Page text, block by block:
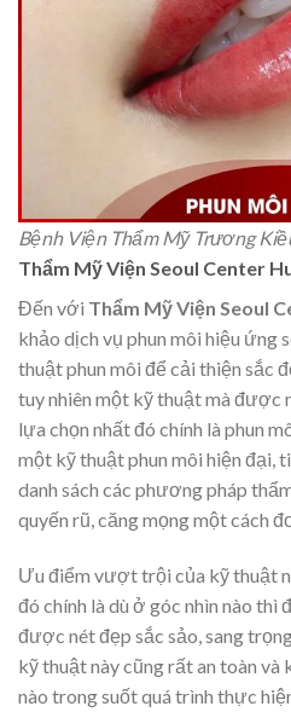
Bệnh Viện Thẩm Mỹ Trương
Thẩm Mỹ Viện Seoul Center
Đến với Thẩm Mỹ Viện Seoul
khảo dịch vụ phun môi hiệu ứng
thuật phun môi để cải thiện sắc
tuy nhiên một kỹ thuật mà được
lựa chọn nhất đó chính là phun
một kỹ thuật phun môi hiện đại,
danh sách các phương pháp
quyến rũ, căng mọng một cách
Ưu điểm vượt trội của kỹ thuật
đó chính là dù ở góc nhìn nào thì
được nét đẹp sắc sảo, sang
kỹ thuật này cũng rất an toàn và
nào trong suốt quá trình thực